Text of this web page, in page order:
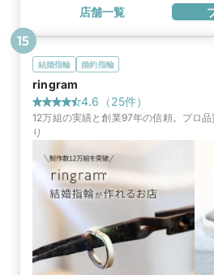
店舗一覧
結婚指輪 婚約指輪
ringram
4.6 （25件）
12万組の実績と創業97年の信頼。プロ
り
15